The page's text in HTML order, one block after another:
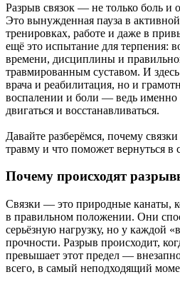
Разрыв связок — не только боль и
Это вынужденная пауза в
тренировках, работе и даже в
ещё это испытание для терпения:
времени, дисциплины и
травмированным суставом. И
врача и реабилитация, но и
воспалении и боли — ведь
двигаться и восстанавливаться.
Давайте разберёмся, почему
травму и что поможет вернуться в
Почему происходят
Связки — это природные канаты,
в правильном положении. Они
серьёзную нагрузку, но у каждой
прочности. Разрыв происходит,
превышает этот предел —
всего, в самый неподходящий